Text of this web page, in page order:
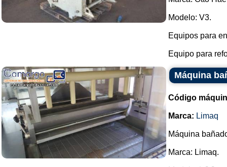
Modelo: V3.
Equipos para
Equipo para
Máquina
Código
Marca: Limaq
Máquina
Marca: Limaq.